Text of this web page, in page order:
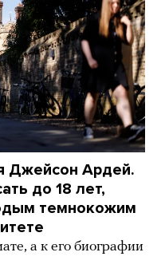
Джейсон Ардей.
до 18 лет,
темнокожим
а к его биографии